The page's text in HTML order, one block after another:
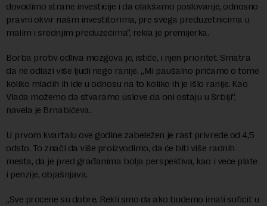
dovodimo strane investicije i da olakšamo poslovanje, odnosno
pravni okvir našm investitorima, pre svega preduzetnicima u
malim i srednjim preduzećima“, rekla je premijerka.
Borba protiv odliva mozgova je, ističe, i njen prioritet. Smatra
da ne odlazi više ljudi nego ranije. „Mi paušalno pričamo o tome
koliko mladih ih ide u odnosu na to koliko ih je išlo ranije. Kao
Vlada možemo da stvaramo uslove da oni ostaju u Srbiji“,
navela je Brnabićeva.
U prvom kvartalu ove godine zabeležen je rast privrede od 4,5
odsto. To znači da više proizvodimo, da će biti više radnih
mesta, da je pred građanima bolja perspektiva, kao i veće plate
i penzije, objašnjava.
„Sve procene su dobre. Rekli smo da ako budemo imali suficit u